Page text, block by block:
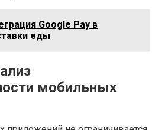
Google Pay в
еды
мобильных